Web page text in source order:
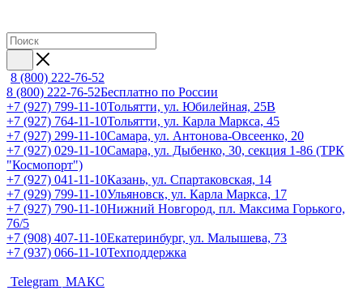
8 (800) 222-76-52
8 (800) 222-76-52Бесплатно по России
+7 (927) 799-11-10Тольятти, ул. Юбилейная, 25В
+7 (927) 764-11-10Тольятти, ул. Карла Маркса, 45
+7 (927) 299-11-10Самара, ул. Антонова-Овсеенко, 20
+7 (927) 029-11-10Самара, ул. Дыбенко, 30, секция 1-86 (ТРК
"Космопорт")
+7 (927) 041-11-10Казань, ул. Спартаковская, 14
+7 (929) 799-11-10Ульяновск, ул. Карла Маркса, 17
+7 (927) 790-11-10Нижний Новгород, пл. Максима Горького,
76/5
+7 (908) 407-11-10Екатеринбург, ул. Малышева, 73
+7 (937) 066-11-10Техподдержка
Telegram МАКС